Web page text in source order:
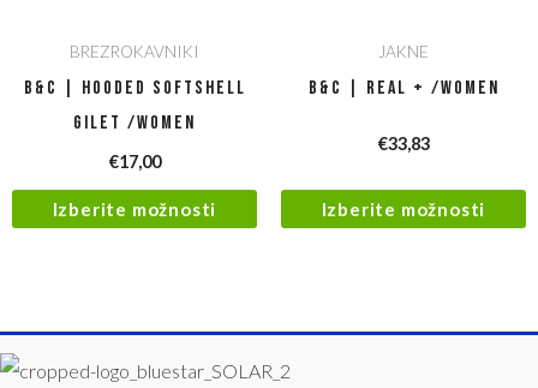
BREZROKAVNIKI
B&C | Hooded Softshell
Gilet /women
€17,00
Izberite možnosti
JAKNE
B&C | Real + /women
€33,83
Izberite možnosti